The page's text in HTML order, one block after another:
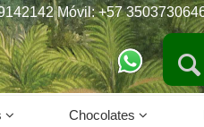
Móvil: +57

Chocolates